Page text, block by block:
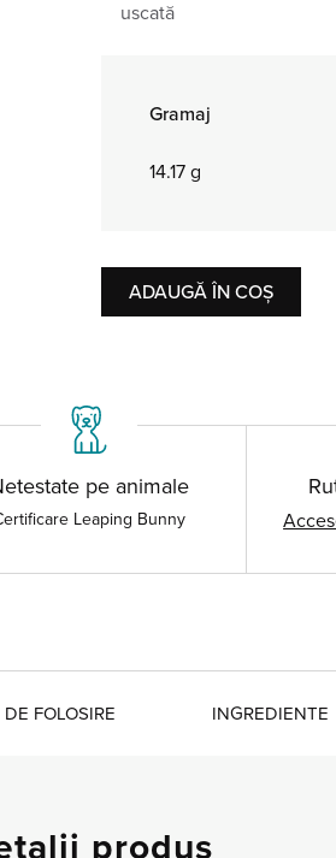
uscată
Gramaj
14.17 g
ADAUGĂ ÎN COȘ
pe animale
Leaping Bunny
FOLOSIRE INGREDIENTE
produs